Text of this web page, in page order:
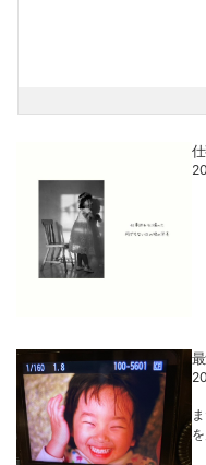
こどもたちの気持ちに寄り
少し前から家庭菜園をはじ
います。
緑に囲まれた生活を夢見て
てています。
スタジオでお会いする事が